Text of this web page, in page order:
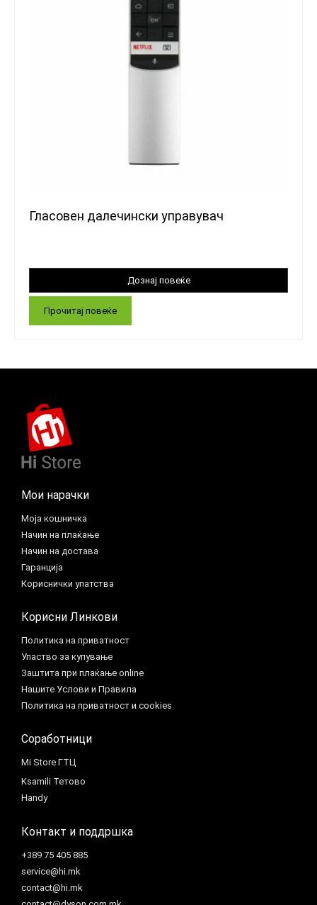
Гласовен далечински управувач
Прочитај повеќе
Мои нарачки
Моја кошничка
Начин на плаќање
Начин на достава
Гаранција
Кориснички упатства
Корисни Линкови
Политика на приватност
Упаство за купување
Заштита при плаќање online
Нашите Услови и Правила
Политика на приватност и cookies
Соработници
Mi Store ГТЦ
Ksamili Тетово
Handy
Контакт и поддршка
+389 75 405 885
service@hi.mk
contact@hi.mk